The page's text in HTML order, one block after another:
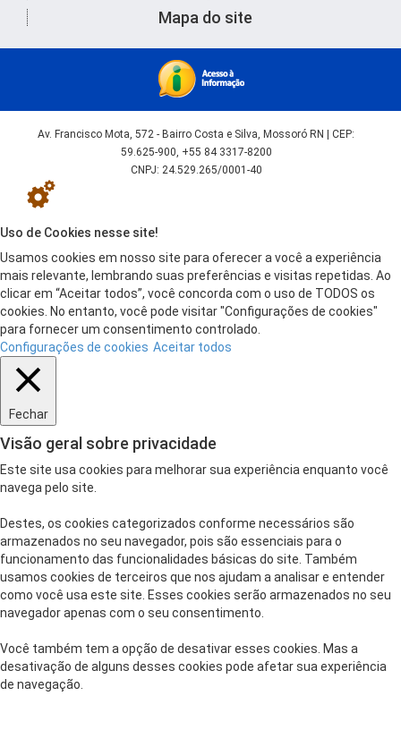
Mapa do site
Av. Francisco Mota, 572 - Bairro Costa e Silva, Mossoró RN | CEP:
59.625-900, +55 84 3317-8200
CNPJ: 24.529.265/0001-40
Uso de Cookies nesse site!
Usamos cookies em nosso site para oferecer a você a experiência
mais relevante, lembrando suas preferências e visitas repetidas. Ao
clicar em “Aceitar todos”, você concorda com o uso de TODOS os
cookies. No entanto, você pode visitar "Configurações de cookies"
para fornecer um consentimento controlado.
Configurações de cookies Aceitar todos
Fechar
Visão geral sobre privacidade
Este site usa cookies para melhorar sua experiência enquanto você
navega pelo site.
Destes, os cookies categorizados conforme necessários são
armazenados no seu navegador, pois são essenciais para o
funcionamento das funcionalidades básicas do site. Também
usamos cookies de terceiros que nos ajudam a analisar e entender
como você usa este site. Esses cookies serão armazenados no seu
navegador apenas com o seu consentimento.
Você também tem a opção de desativar esses cookies. Mas a
desativação de alguns desses cookies pode afetar sua experiência
de navegação.